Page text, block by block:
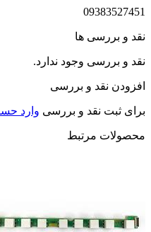
09383527451
نقد و بررسی ها
نقد و بررسی وجود ندارد.
افزودن نقد و بررسی
برای ثبت نقد و بررسی وارد
محصولات مرتبط